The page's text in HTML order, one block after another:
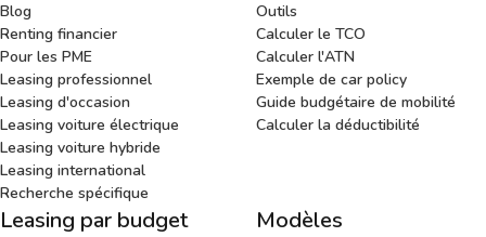
Blog
Renting financier
Pour les PME
Leasing professionnel
Leasing d'occasion
Leasing voiture électrique
Leasing voiture hybride
Leasing international
Recherche spécifique
Outils
Calculer le TCO
Calculer l'ATN
Exemple de car policy
Guide budgétaire de mobilité
Calculer la déductibilité
Leasing par budget Modèles